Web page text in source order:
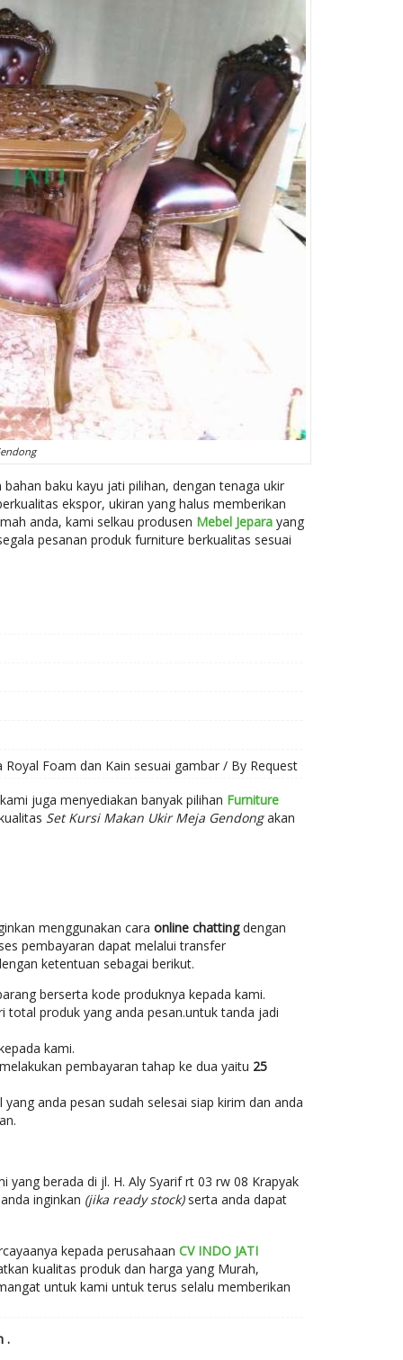
baku kayu jati pilihan, dengan tenaga ukir
ekspor, ukiran yang halus memberikan
anda, kami selkau produsen Mebel Jepara yang
pesanan produk furniture berkualitas sesuai
Foam dan Kain sesuai gambar / By Request
juga menyediakan banyak pilihan Furniture
Set Kursi Makan Ukir Meja Gendongakan
menggunakan caraonline chattingdengan
pembayaran dapat melalui transfer
ketentuan sebagai berikut.
berserta kode produknya kepada kami.
total produk yang anda pesan.untuk tanda jadi
kami.
pembayaran tahap ke dua yaitu 25
anda pesan sudah selesai siap kirim dan anda
yang berada di jl. H. Aly Syarif rt 03 rw 08 Krapyak
inginkan (jika ready stock)serta anda dapat
kepada perusahaanCV INDO JATI
kualitas produk dan harga yang Murah,
untuk kami untuk terus selalu memberikan
.